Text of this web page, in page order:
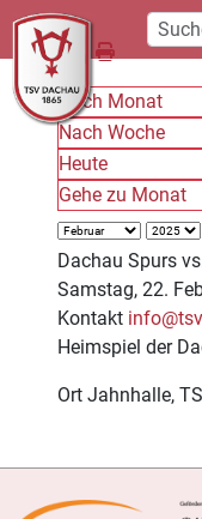
Nach Monat
Nach Woche
Heute
Gehe zu Monat
Dachau Spurs
Samstag, 22.
Kontakt
Heimspiel der
Ort Jahnhalle,